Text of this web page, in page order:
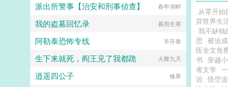
从零开
异世界生
我不缺钱
思 被迫
医全文免
书 穿越
者文学
说 悟空
派出所警事【治安和刑事侦查】
春申湖畔
我的盗墓回忆录 暮雨生寒
阿勒泰恐怖专线 羊开泰
生下来就死，阎王见了我都跪 火舞九天
逍遥四公子 修果